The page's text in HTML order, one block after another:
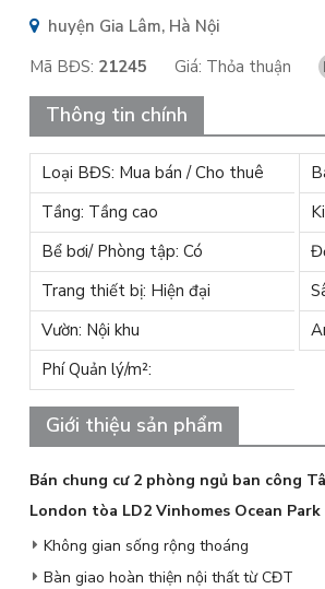
huyện Gia Lâm, Hà Nội
Mã BĐS: 21245 Giá: Thỏa thuận
Thông tin chính
Loại BĐS: Mua bán / Cho thuê
Tầng: Tầng cao
Bể bơi/ Phòng tập: Có
Trang thiết bị: Hiện đại
Vườn: Nội khu
Phí Quản lý/m²:
Giới thiệu sản phẩm
Bán chung cư 2 phòng ngủ ban công
London tòa LD2 Vinhomes Ocean Park
Không gian sống rộng thoáng
Bàn giao hoàn thiện nội thất từ CĐT